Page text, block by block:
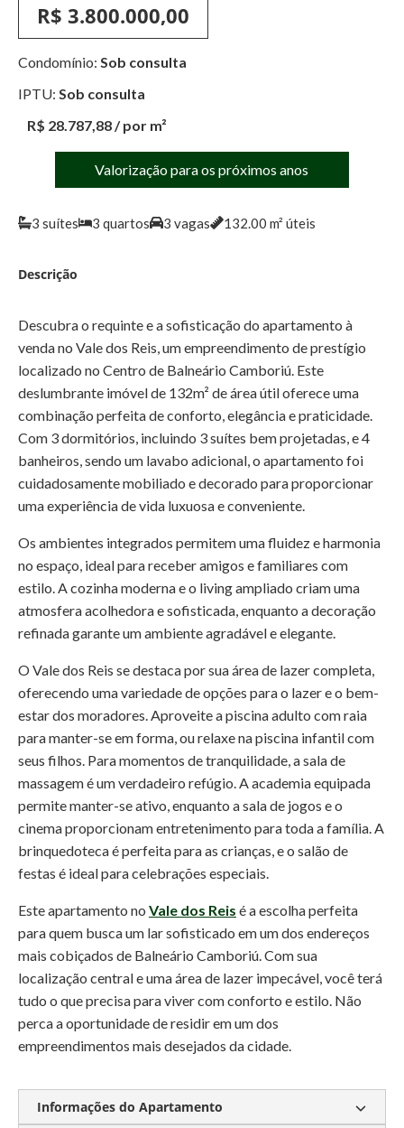
R$ 3.800.000,00
Condomínio: Sob consulta
IPTU: Sob consulta
R$ 28.787,88 / por m²
Valorização para os próximos anos
3 suítes 3 quartos 3 vagas 132.00 m² úteis
Descrição
Descubra o requinte e a sofisticação do apartamento à
venda no Vale dos Reis, um empreendimento de prestígio
localizado no Centro de Balneário Camboriú. Este
deslumbrante imóvel de 132m² de área útil oferece uma
combinação perfeita de conforto, elegância e praticidade.
Com 3 dormitórios, incluindo 3 suítes bem projetadas, e 4
banheiros, sendo um lavabo adicional, o apartamento foi
cuidadosamente mobiliado e decorado para proporcionar
uma experiência de vida luxuosa e conveniente.
Os ambientes integrados permitem uma fluidez e harmonia
no espaço, ideal para receber amigos e familiares com
estilo. A cozinha moderna e o living ampliado criam uma
atmosfera acolhedora e sofisticada, enquanto a decoração
refinada garante um ambiente agradável e elegante.
O Vale dos Reis se destaca por sua área de lazer completa,
oferecendo uma variedade de opções para o lazer e o bem-
estar dos moradores. Aproveite a piscina adulto com raia
para manter-se em forma, ou relaxe na piscina infantil com
seus filhos. Para momentos de tranquilidade, a sala de
massagem é um verdadeiro refúgio. A academia equipada
permite manter-se ativo, enquanto a sala de jogos e o
cinema proporcionam entretenimento para toda a família. A
brinquedoteca é perfeita para as crianças, e o salão de
festas é ideal para celebrações especiais.
Este apartamento no Vale dos Reis é a escolha perfeita
para quem busca um lar sofisticado em um dos endereços
mais cobiçados de Balneário Camboriú. Com sua
localização central e uma área de lazer impecável, você terá
tudo o que precisa para viver com conforto e estilo. Não
perca a oportunidade de residir em um dos
empreendimentos mais desejados da cidade.
Informações do Apartamento